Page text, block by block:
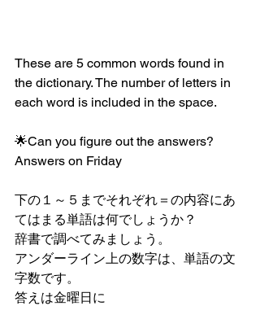
These are 5 common words found in
the dictionary. The number of letters in
each word is included in the space.
🌟Can you figure out the answers?
Answers on Friday
下の１～５までそれぞれ＝の内容にあ
てはまる単語は何でしょうか？
辞書で調べてみましょう。
アンダーライン上の数字は、単語の文
字数です。
答えは金曜日に